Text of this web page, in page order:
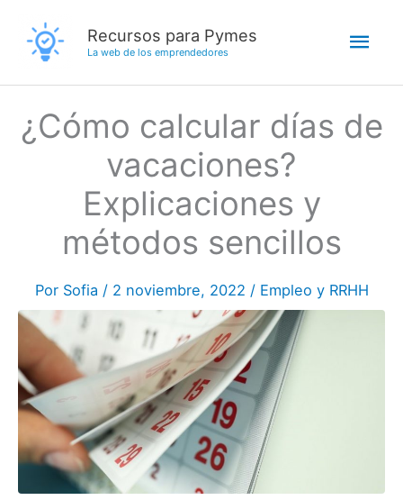
contenido
Recursos para Pymes
La web de los emprendedores
¿Cómo calcular días de
vacaciones?
Explicaciones y
métodos sencillos
Por Sofia / 2 noviembre, 2022 / Empleo y RRHH